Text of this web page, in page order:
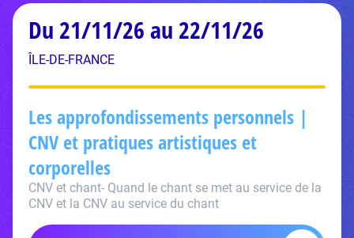
Du 21/11/26 au 22/11/26
ÎLE-DE-FRANCE
Les approfondissements personnels |
CNV et pratiques artistiques et
corporelles
CNV et chant- Quand le chant se met au service de la
CNV et la CNV au service du chant